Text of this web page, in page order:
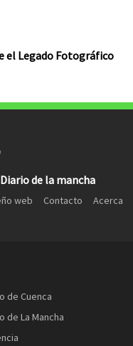
el Legado Fotográfico
Diario de la mancha
web Contacto
Acerca
de Cuenca
de La Mancha